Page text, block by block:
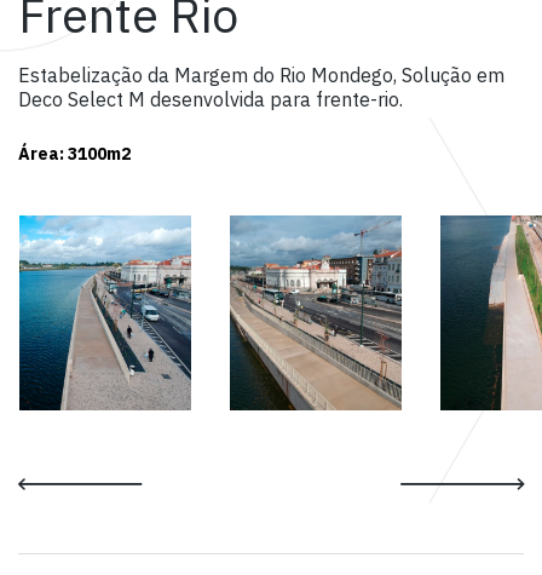
Frente Rio
Estabelização da Margem do Rio Mondego, Solução em
Deco Select M desenvolvida para frente-rio.
Área: 3100m2